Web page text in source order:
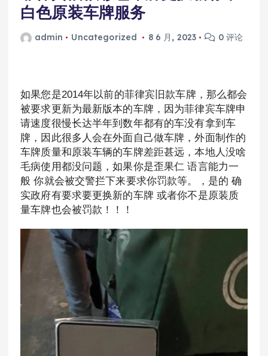
白色原装车牌服务
admin Uncategorized 8 6 月, 2023 0 评论
如果您是2014年以前的菲律宾旧款车牌，那么都会
被要求更新为最新版本的车牌，因为菲律宾车牌申
请速度很慢长达半年到数年都有的车没有拿到车
牌，因此很多人会在外面自己做车牌，外面制作的
车牌质量和原装车辆的车牌差距甚远，本地人没啥
毛病使用都没问题，如果你是歪果仁 语言能力一
般 你就会被交警拦下来要求你罚款等。，是的 确
实政府有要求要更换新的车牌 或者你不是原装质
量车牌也会被罚款！！！